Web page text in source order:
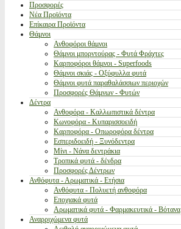
Προσφορές
Νέα Προϊόντα
Επίκαιρα Προϊόντα
Θάμνοι
Ανθοφόροι θάμνοι
Θάμνοι μπορντούρας - Φυτά Φράχτες
Καρποφόροι θάμνοι - Superfoods
Θάμνοι σκιάς - Οξύφυλλα φυτά
Θάμνοι φυτά παραθαλάσσιων περιοχών
Προσφορές Θάμνων - Φυτών
Δέντρα
Ανθοφόρα - Καλλωπιστικά δέντρα
Κωνοφόρα - Κυπαρισσοειδή
Καρποφόρα - Οπωροφόρα δέντρα
Εσπεριδοειδή - Ξυνόδεντρα
Μίνι - Νάνα δεντράκια
Τροπικά φυτά - δένδρα
Προσφορές Δέντρων
Ανθόφυτα - Αρωματικά - Ετήσια
Ανθόφυτα - Πολυετή ανθοφόρα
Εποχιακά φυτά
Αρωματικά φυτά - Φαρμακευτικά - Βότανα
Αναρριχώμενα φυτά